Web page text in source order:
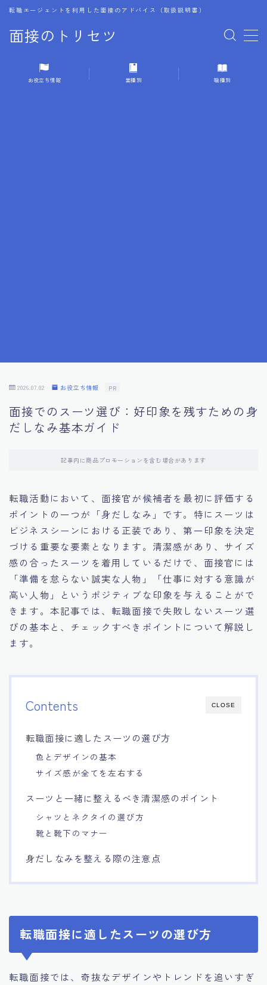
面接のトリセツ
転職エージェントを利用した面接のアドバイス（取扱説明書）
MENU
1.成功する面接戦略
10.フィードバックを活用する方法
11.オンライン面接の成功への鍵
14.キャリアアップのための面接戦略
15.職場適応力をアピールする方法
16.エージェントと良好な関係を築く方法
17.面接でブランクを効果的に伝える方法
18.転職後の職場に適応するためのヒント
お役立ち情報 業種別 職種別
2026.07.02 お役立ち情報 PR
面接でのスーツ選び：好印象を残すための身
だしなみ基本ガイド
記事内に商品プロモーションを含む場合があります
転職活動において、面接官が候補者を最初に評価する
ポイントの一つが「身だしなみ」です。特にスーツは
ビジネスシーンにおける正装であり、第一印象を決定
づける重要な要素となります。清潔感があり、サイズ
感の合ったスーツを着用しているだけで、面接官には
「準備を怠らない誠実な人物」「仕事に対する意識が
高い人物」というポジティブな印象を与えることがで
きます。本記事では、転職面接で失敗しないスーツ選
びの基本と、チェックすべきポイントについて解説し
ます。
CLOSE
Contents
転職面接に適したスーツの選び方
色とデザインの基本
サイズ感が全てを左右する
スーツと一緒に整えるべき清潔感のポイント
シャツとネクタイの選び方
靴と靴下のマナー
身だしなみを整える際の注意点
転職面接に適したスーツの選び方
転職面接では、奇抜なデザインやトレンドを追いすぎ